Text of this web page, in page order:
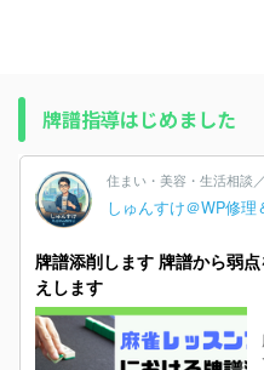
牌譜指導はじめました